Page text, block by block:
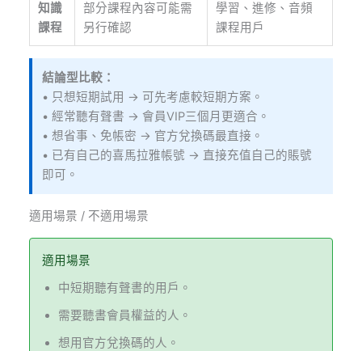
知識
課程
部分課程內容可能需
另行確認
學習、進修、音頻
課程用戶
結論型比較：
• 只想短期試用 → 可先考慮較短期方案。
• 經常聽有聲書 → 會員VIP三個月更適合。
• 想省事、免帳密 → 官方兌換碼最直接。
• 已有自己的喜馬拉雅帳號 → 直接充值自己的賬號
即可。
適用場景 / 不適用場景
適用場景
中短期聽有聲書的用戶。
需要聽書會員權益的人。
想用官方兌換碼的人。